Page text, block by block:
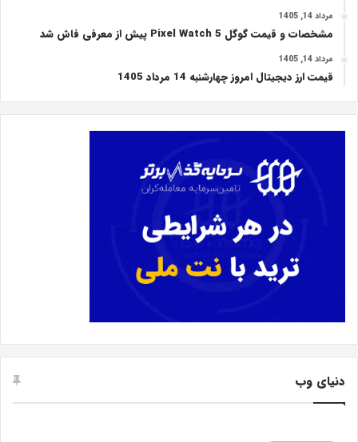
مرداد 14, 1405
مشخصات و قیمت گوگل Pixel Watch 5 پیش از معرفی فاش شد
مرداد 14, 1405
قیمت ارز دیجیتال امروز چهارشنبه 14 مرداد 1405
دنیای وب